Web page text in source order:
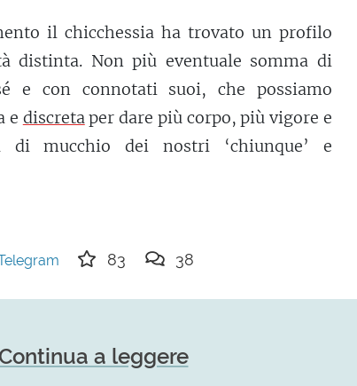
il chicchessia ha trovato un profilo
distinta. Non più eventuale somma di
e con connotati suoi, che possiamo
e discretaper dare più corpo, più vigore e
di mucchio dei nostri ‘chiunque’ e
83 38
Continua a leggere